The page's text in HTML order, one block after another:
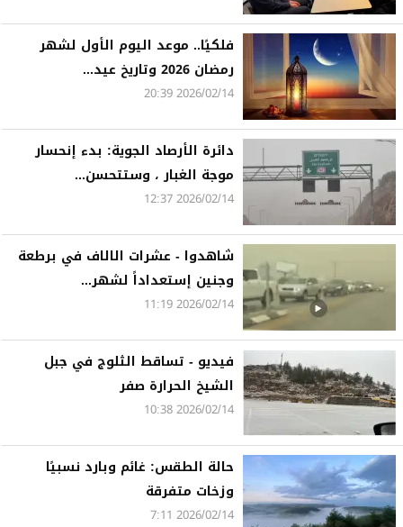
فلكيًا.. موعد اليوم الأول لشهر
رمضان 2026 وتاريخ عيد...
2026/02/14 20:39
دائرة الأرصاد الجوية: بدء إنحسار
موجة الغبار ، وستتحسن...
2026/02/14 12:37
شاهدوا - عشرات الالاف في برطعة
وجنين إستعداداً لشهر...
2026/02/14 11:19
فيديو - تساقط الثلوج في جبل
الشيخ الحرارة صفر
2026/02/14 10:38
حالة الطقس: غائم وبارد نسبيًا
وزخات متفرقة
2026/02/14 7:11